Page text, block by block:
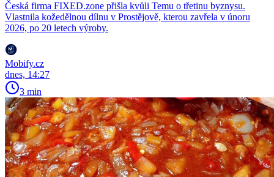
Česká firma FIXED.zone přišla kvůli Temu o třetinu byznysu.
Vlastnila kožedělnou dílnu v Prostějově, kterou zavřela v únoru
2026, po 20 letech výroby.
Mobify.cz
dnes, 14:27
3 min